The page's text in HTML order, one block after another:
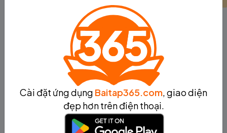
Cài đặt ứng dụng Baitap365.com, giao diện
đẹp hơn trên điện thoại.